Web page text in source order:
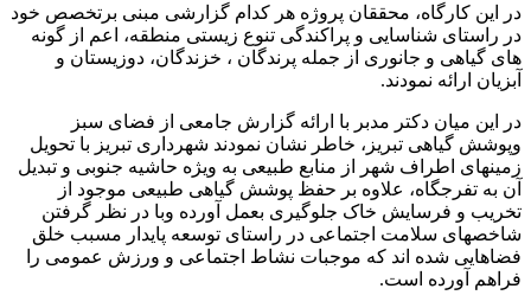
در این کارگاه، محققان پروژه هر کدام گزارشی مبنی برتخصص خود
در راستای شناسایی و پراکندگی تنوع زیستی منطقه، اعم از گونه
های گیاهی و جانوری از جمله پرندگان ، خزندگان، دوزیستان و
آبزیان ارائه نمودند.
در این میان دکتر مدبر با ارائه گزارش جامعی از فضای سبز
وپوشش گیاهی تبریز، خاطر نشان نمودند شهرداری تبریز با تحویل
زمینهای اطراف شهر از منابع طبیعی به ویژه حاشیه جنوبی و تبدیل
آن به تفرجگاه، علاوه بر حفظ پوشش گیاهی طبیعی موجود از
تخریب و فرسایش خاک جلوگیری بعمل آورده وبا در نظر گرفتن
شاخصهای سلامت اجتماعی در راستای توسعه پایدار مسبب خلق
فضاهایی شده اند که موجبات نشاط اجتماعی و ورزش عمومی را
فراهم آورده است.